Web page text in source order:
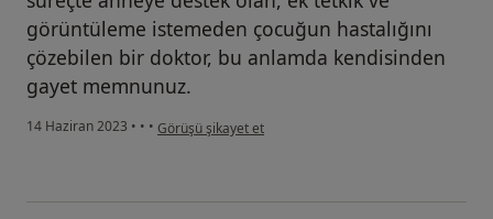
görüntüleme istemeden çocuğun hastalığını
çözebilen bir doktor, bu anlamda kendisinden
gayet memnunuz.
14 Haziran 2023 • • • kullanıcının görüşüne göre i̇...ç
Görüşü şikayet et